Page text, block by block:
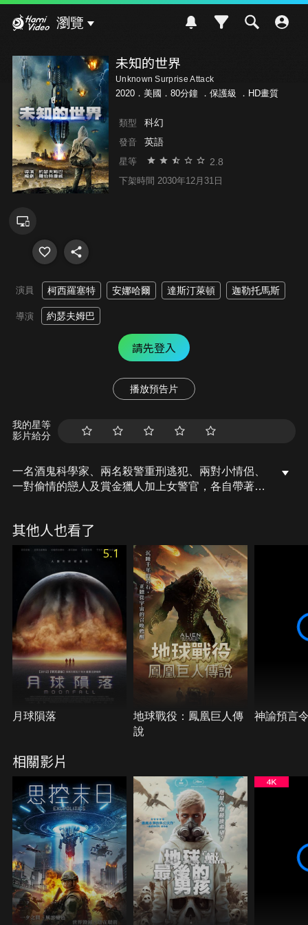
瀏覽
未知的世界
Unknown Surprise Attack
2020．美國．80分鐘 ． 保護級 ．HD畫質
類型 科幻
發音 英語
星等 2.8
下架時間 2030年12月31日
演員 柯西羅塞特 安娜哈爾 達斯汀萊頓 迦勒托馬斯
導演 約瑟夫姆巴
請先登入
播放預告片
我的星等
影片給分
一名酒鬼科學家、兩名殺警重刑逃犯、兩對小情侶、
一對偷情的戀人及賞金獵人加上女警官，各自帶著自
下，每個人將面臨各自的命運，他們能否逃出生天。
其他人也看了
5.1
月球隕落
地球戰役：鳳凰巨人傳
說
神諭預言
相關影片